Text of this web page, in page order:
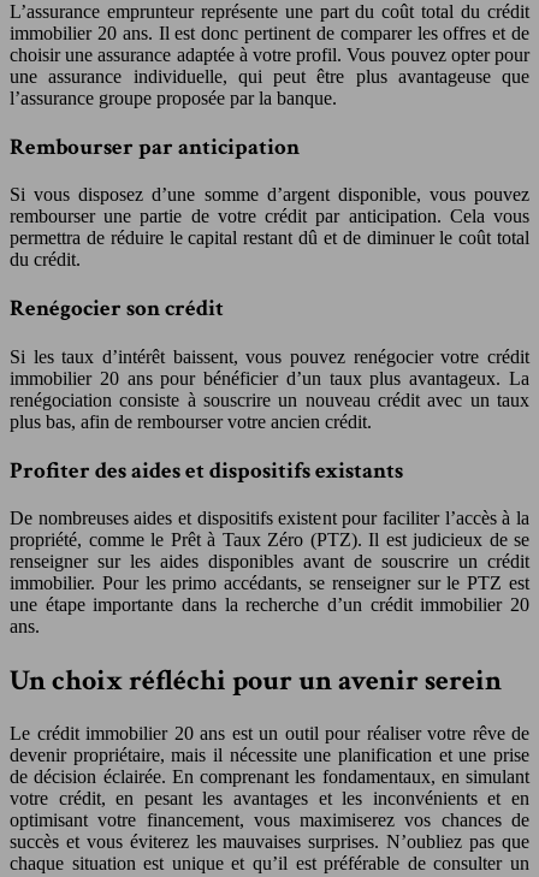
L’assurance emprunteur représente une part du coût total du crédit
immobilier 20 ans. Il est donc pertinent de comparer les offres et de
choisir une assurance adaptée à votre profil. Vous pouvez opter pour
une assurance individuelle, qui peut être plus avantageuse que
l’assurance groupe proposée par la banque.
Rembourser par anticipation
Si vous disposez d’une somme d’argent disponible, vous pouvez
rembourser une partie de votre crédit par anticipation. Cela vous
permettra de réduire le capital restant dû et de diminuer le coût total
du crédit.
Renégocier son crédit
Si les taux d’intérêt baissent, vous pouvez renégocier votre crédit
immobilier 20 ans pour bénéficier d’un taux plus avantageux. La
renégociation consiste à souscrire un nouveau crédit avec un taux
plus bas, afin de rembourser votre ancien crédit.
Profiter des aides et dispositifs existants
De nombreuses aides et dispositifs existent pour faciliter l’accès à la
propriété, comme le Prêt à Taux Zéro (PTZ). Il est judicieux de se
renseigner sur les aides disponibles avant de souscrire un crédit
immobilier. Pour les primo accédants, se renseigner sur le PTZ est
une étape importante dans la recherche d’un crédit immobilier 20
ans.
Un choix réfléchi pour un avenir serein
Le crédit immobilier 20 ans est un outil pour réaliser votre rêve de
devenir propriétaire, mais il nécessite une planification et une prise
de décision éclairée. En comprenant les fondamentaux, en simulant
votre crédit, en pesant les avantages et les inconvénients et en
optimisant votre financement, vous maximiserez vos chances de
succès et vous éviterez les mauvaises surprises. N’oubliez pas que
chaque situation est unique et qu’il est préférable de consulter un